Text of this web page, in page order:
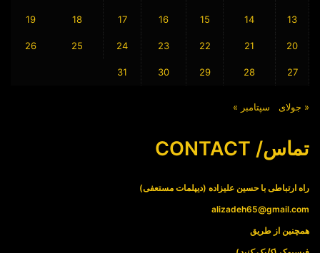
13
14
15
16
17
18
19
20
21
22
23
24
25
26
27
28
29
30
31
« جولای سپتامبر »
تماس/ CONTACT
راه ارتباطی با حسین علیزاده (دیپلمات مستعفی)
alizadeh65@gmail.com
همچنین از طریق